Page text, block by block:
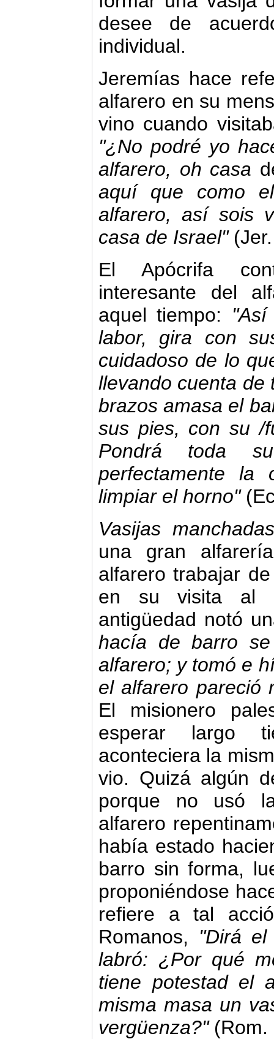
desee de
individual.
Jeremías hace
alfarero en su
vino cuando
"¿No podré yo
alfarero, oh casa
aquí que como
alfarero, así sois
casa de Israel"
El Apócrifa
interesante del
aquel tiempo:
labor, gira con
cuidadoso de lo
llevando cuenta de
brazos amasa el
sus pies, con su /
Pondrá toda
perfectamente la
limpiar el horno"
Vasijas
una gran
alfarero trabajar
en su visita al
antigüedad notó
hacía de barro
alfarero; y tomó e
el alfarero pareció
El misionero
esperar largo
aconteciera la
vio. Quizá algún
porque no usó
alfarero
había estado
barro sin forma,
proponiéndose
refiere a tal
Romanos, "Dirá
labró: ¿Por qué
tiene potestad el
misma masa un
vergüenza?" (Rom.